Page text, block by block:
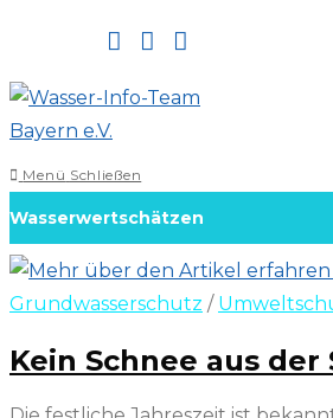
springen
Menü Schließen
Wasserwertschätzen
Grundwasserschutz /
Kein Schnee aus